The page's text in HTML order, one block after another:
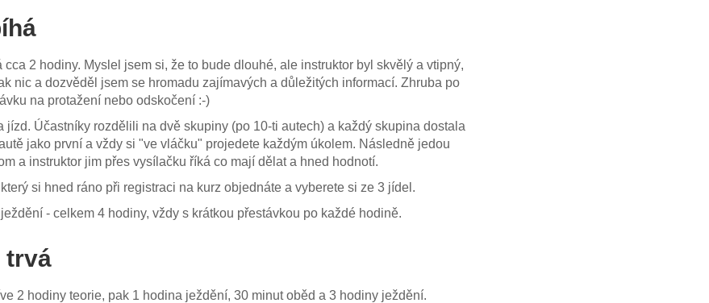
cca 2 hodiny. Myslel jsem si, že to bude dlouhé, ale instruktor byl skvělý a vtipný,
nic a dozvěděl jsem se hromadu zajímavých a důležitých informací. Zhruba po
na protažení nebo odskočení :-)
jízd. Účastníky rozdělili na dvě skupiny (po 10-ti autech) a každý skupina dostala
jako první a vždy si "ve vláčku" projedete každým úkolem. Následně jedou
a instruktor jim přes vysílačku říká co mají dělat a hned hodnotí.
si hned ráno při registraci na kurz objednáte a vyberete si ze 3 jídel.
- celkem 4 hodiny, vždy s krátkou přestávkou po každé hodině.
trvá
2 hodiny teorie, pak 1 hodina ježdění, 30 minut oběd a 3 hodiny ježdění.